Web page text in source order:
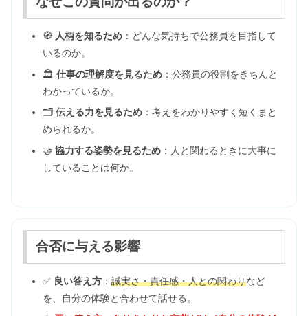
🧭 人柄を知るため：どんな気持ちで公務員を目指して
いるのか。
🏛️ 仕事の理解度を見るため：公務員の役割をきちんと
わかっているか。
🗂️ 伝える力を見るため：考えをわかりやすく短くまと
められるか。
🤝 協力する姿勢を見るため：人と関わるときに大事に
していることは何か。
合否に与える影響
✅ 良い答え方： 誠実さ・責任感・人との関わりなど
を、自分の体験と合わせて話せる。